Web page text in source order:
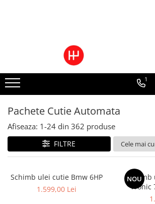
Ulei cutie automata
Filtre cutii automate
1
Pachete Cutie Automata
Afiseaza: 1-24 din 362 produse
FILTRE
Schimb ulei cutie Bmw 6HP
1.599,00 Lei
NOU
Schimb
Tronic